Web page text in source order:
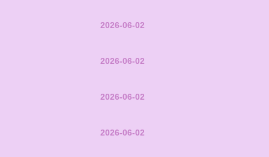
2026-06-02
2026-06-02
2026-06-02
2026-06-02